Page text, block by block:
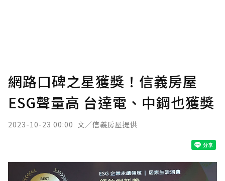
網路口碑之星獲獎！信義房屋
ESG聲量高 台達電、中鋼也獲獎
2023-10-23 00:00 文／信義房屋提供